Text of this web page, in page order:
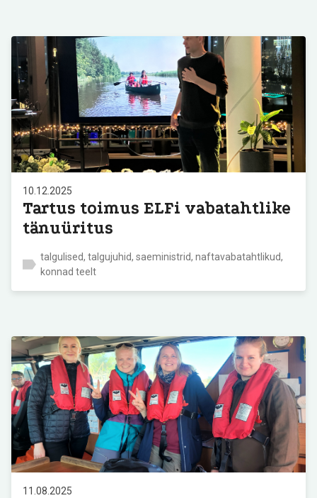
10.12.2025
Tartus toimus ELFi vabatahtlike
tänuüritus
talgulised, talgujuhid, saeministrid, naftavabatahtlikud,
konnad teelt
11.08.2025